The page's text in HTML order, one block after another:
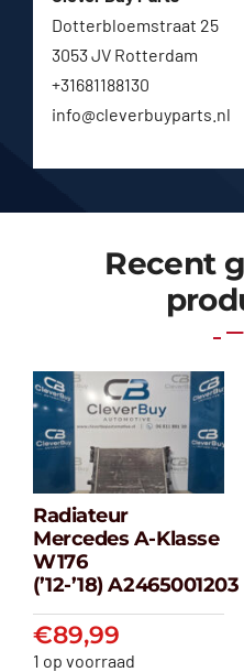
Dotterbloemstraat 25
3053 JV Rotterdam
+31681188130
info@cleverbuyparts.nl
Recent
Radiateur
Mercedes A-
klasse W176
(’12-’18)
€89,99
Radiateur
Mercedes A-Klasse
W176
(’12-’18) A2465001203
€89,99
1 op voorraad